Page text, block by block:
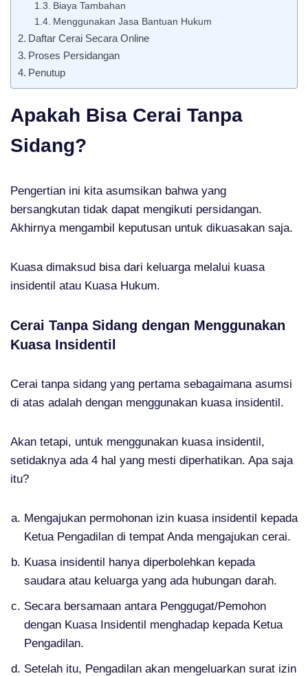
Biaya Tambahan
Menggunakan Jasa Bantuan Hukum
Daftar Cerai Secara Online
Proses Persidangan
Penutup
Apakah Bisa Cerai Tanpa
Sidang?
Pengertian ini kita asumsikan bahwa yang
bersangkutan tidak dapat mengikuti persidangan.
Akhirnya mengambil keputusan untuk dikuasakan saja.
Kuasa dimaksud bisa dari keluarga melalui kuasa
insidentil atau Kuasa Hukum.
Cerai Tanpa Sidang dengan Menggunakan
Kuasa Insidentil
Cerai tanpa sidang yang pertama sebagaimana asumsi
di atas adalah dengan menggunakan kuasa insidentil.
Akan tetapi, untuk menggunakan kuasa insidentil,
setidaknya ada 4 hal yang mesti diperhatikan. Apa saja
itu?
Mengajukan permohonan izin kuasa insidentil kepada
Ketua Pengadilan di tempat Anda mengajukan cerai.
Kuasa insidentil hanya diperbolehkan kepada
saudara atau keluarga yang ada hubungan darah.
Secara bersamaan antara Penggugat/Pemohon
dengan Kuasa Insidentil menghadap kepada Ketua
Pengadilan.
Setelah itu, Pengadilan akan mengeluarkan surat izin